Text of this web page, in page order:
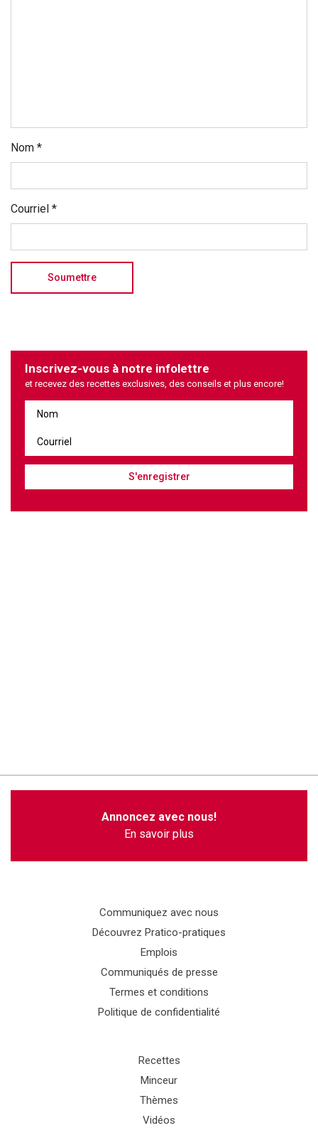
Nom *
Courriel *
Inscrivez-vous à notre infolettre
et recevez des recettes exclusives, des conseils et plus encore!
Annoncez avec nous!
En savoir plus
Communiquez avec nous
Découvrez Pratico-pratiques
Emplois
Communiqués de presse
Termes et conditions
Politique de confidentialité
Recettes
Minceur
Thèmes
Vidéos